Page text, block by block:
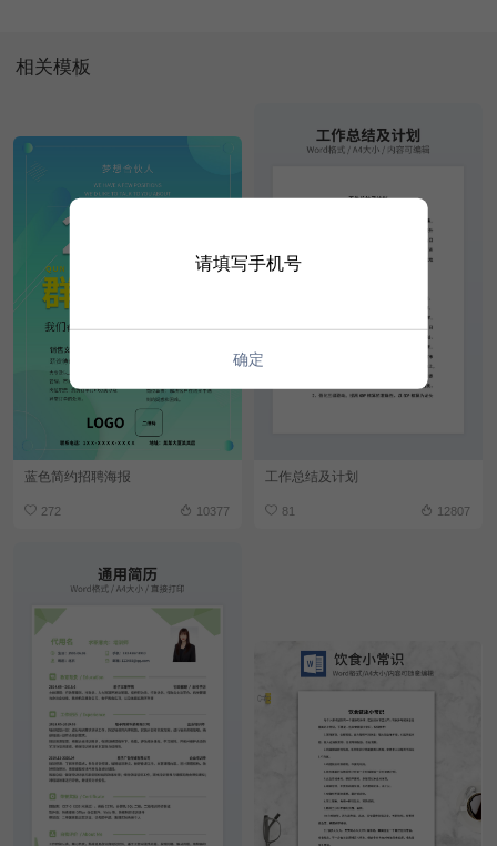
相关模板
蓝色简约招聘海报
272 10377
工作总结及计划
81 12807
请填写手机号
确定